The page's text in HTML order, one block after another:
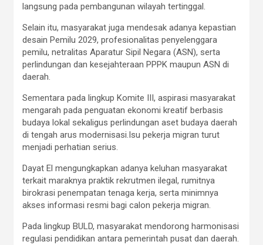
langsung pada pembangunan wilayah tertinggal.
Selain itu, masyarakat juga mendesak adanya kepastian
desain Pemilu 2029, profesionalitas penyelenggara
pemilu, netralitas Aparatur Sipil Negara (ASN), serta
perlindungan dan kesejahteraan PPPK maupun ASN di
daerah.
Sementara pada lingkup Komite III, aspirasi masyarakat
mengarah pada penguatan ekonomi kreatif berbasis
budaya lokal sekaligus perlindungan aset budaya daerah
di tengah arus modernisasi.Isu pekerja migran turut
menjadi perhatian serius.
Dayat El mengungkapkan adanya keluhan masyarakat
terkait maraknya praktik rekrutmen ilegal, rumitnya
birokrasi penempatan tenaga kerja, serta minimnya
akses informasi resmi bagi calon pekerja migran.
Pada lingkup BULD, masyarakat mendorong harmonisasi
regulasi pendidikan antara pemerintah pusat dan daerah.